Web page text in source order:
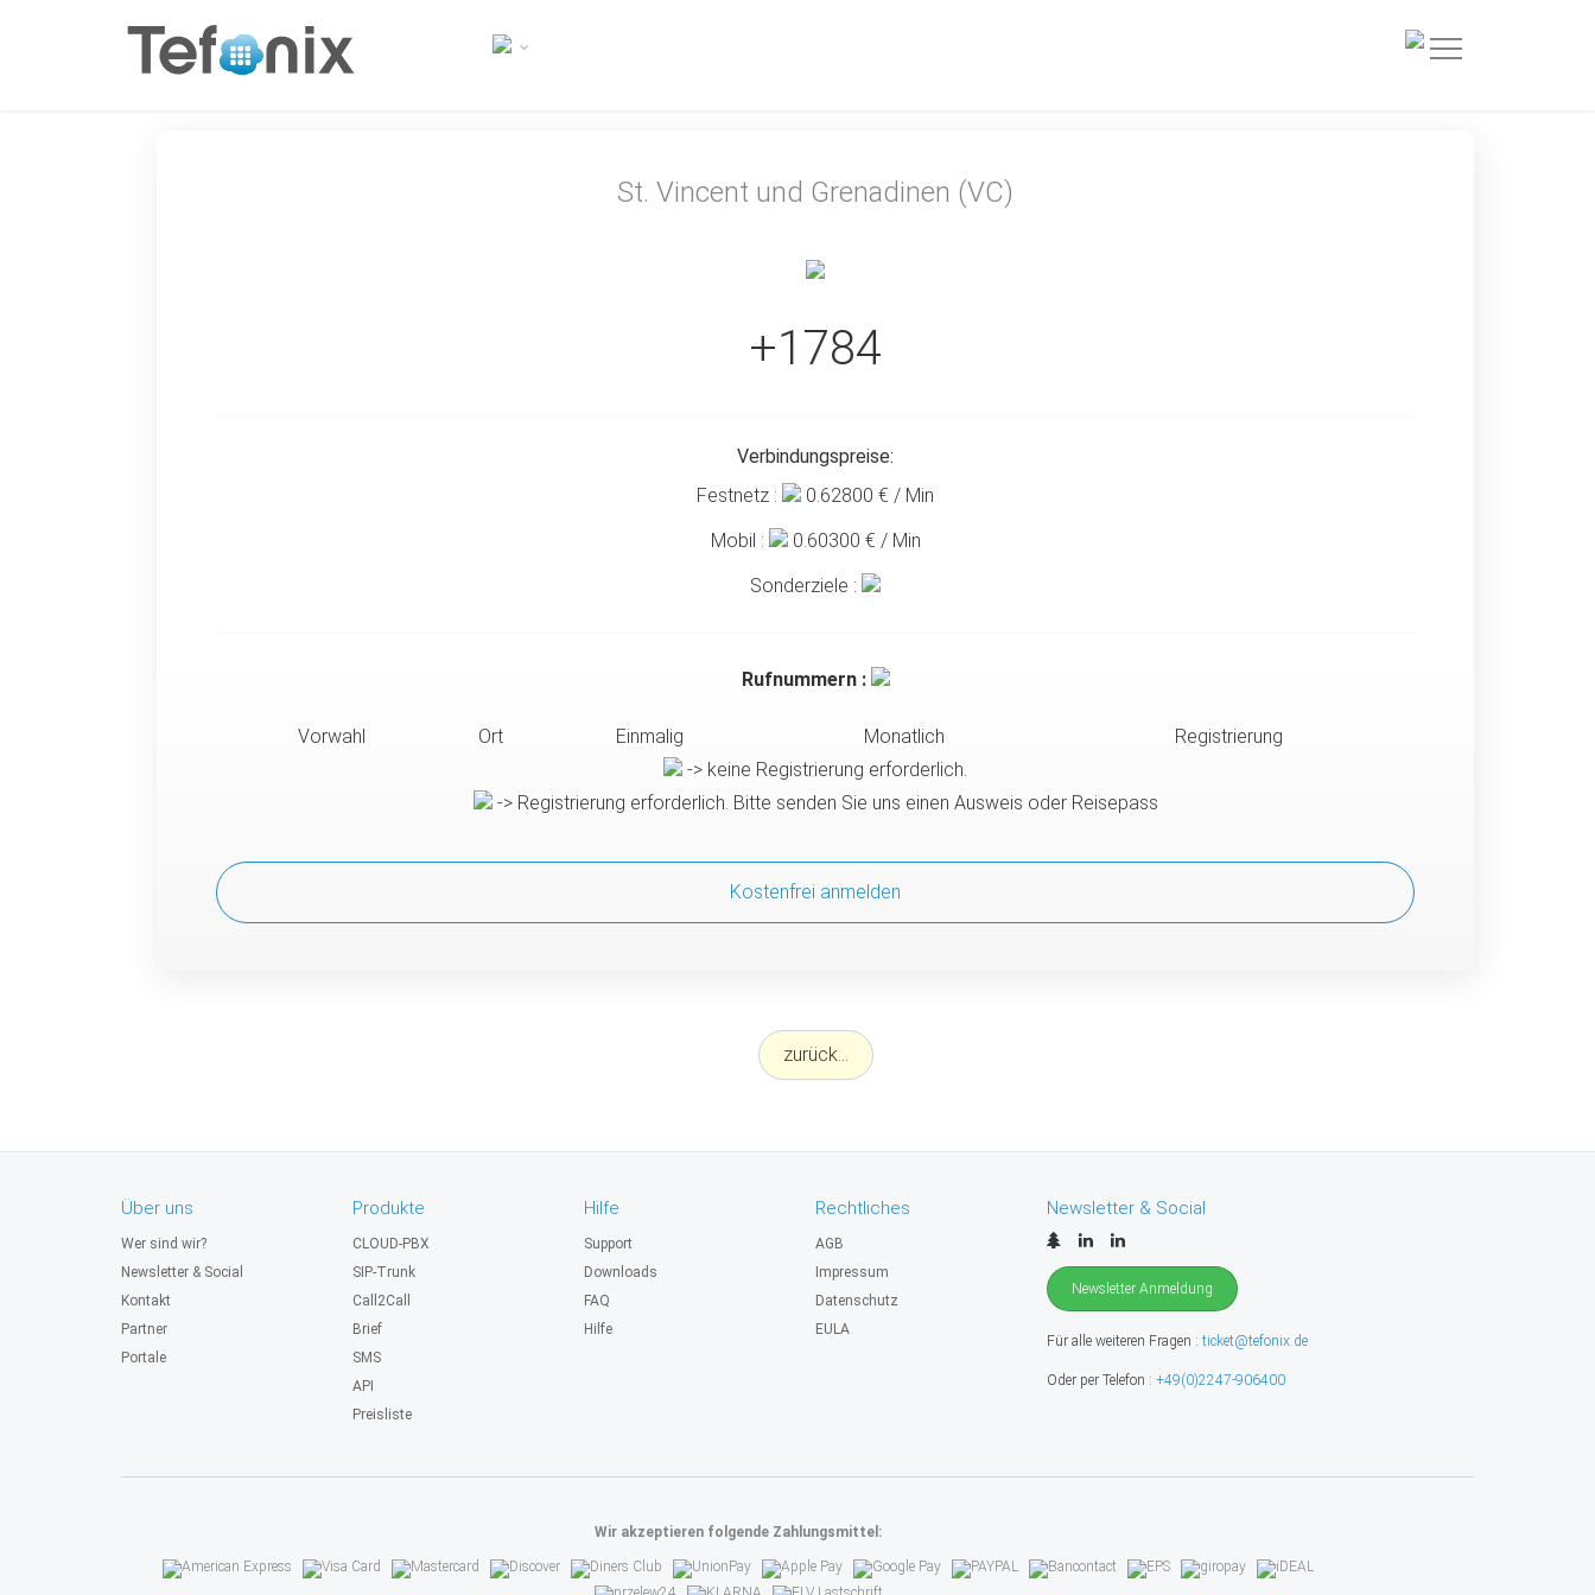
St. Vincent und Grenadinen (VC)
+1784
Verbindungspreise:
Festnetz :
0.62800 € / Min
Mobil :
0.60300 € / Min
Sonderziele :
Rufnummern :
Vorwahl Ort Einmalig Monatlich
Registrierung
-> keine Registrierung erforderlich.
-> Registrierung erforderlich. Bitte senden Sie uns einen Ausweis oder Reisepass
Kostenfrei anmelden
zurück...
Über uns
Wer sind wir?
Newsletter & Social
Kontakt
Partner
Portale
Produkte
CLOUD-PBX
SIP-Trunk
Call2Call
Brief
SMS
API
Preisliste
Hilfe
Support
Downloads
FAQ
Hilfe
Rechtliches
AGB
Impressum
Datenschutz
EULA
Newsletter & Social
Newsletter Anmeldung
Für alle weiteren Fragen : ticket@tefonix.de
Oder per Telefon : +49(0)2247-906400
Wir akzeptieren folgende Zahlungsmittel: